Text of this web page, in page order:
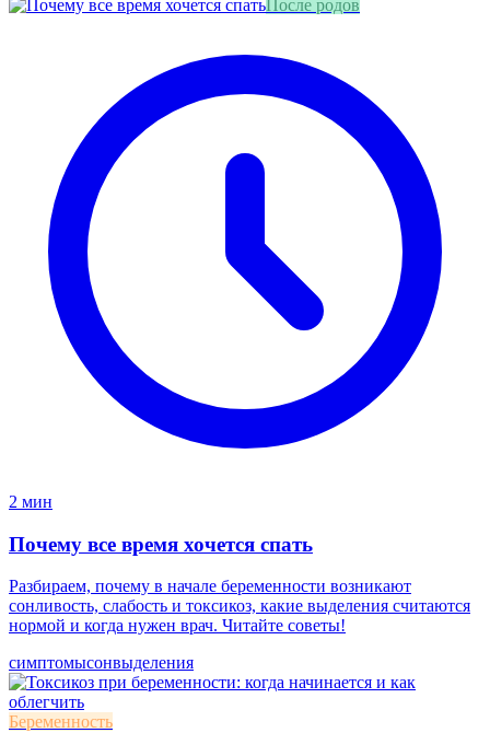
После родов
2 мин
Почему все время хочется спать
Разбираем, почему в начале беременности возникают
сонливость, слабость и токсикоз, какие выделения считаются
нормой и когда нужен врач. Читайте советы!
симптомысонвыделения
Беременность